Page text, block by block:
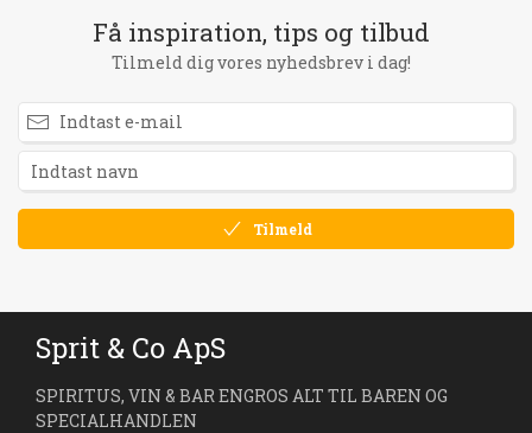
Få inspiration, tips og tilbud
Tilmeld dig vores nyhedsbrev i dag!
Tilmeld
Sprit & Co ApS
SPIRITUS, VIN & BAR ENGROS ALT TIL BAREN OG
SPECIALHANDLEN